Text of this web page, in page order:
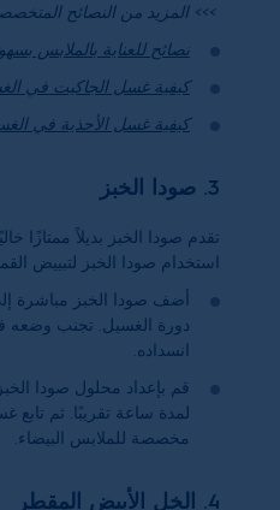
>>> المزيد من النصائح
نصائح للعناية بالملابس
كيفية غسل الجاكيت في
كيفية غسل الأحذية في
3. صودا الخبز
تقدم صودا الخبز بديلاً ممتازًا
استخدام صودا الخبز لتبييض
أضف صودا الخبز مباشرة
دورة الغسيل. تجنب وضعه
انسداده.
قم بإعداد محلول صودا
لمدة ساعة تقريبًا. ثم تابع
مخصصة للملابس البيضاء.
4. الخل الأبيض المقطر